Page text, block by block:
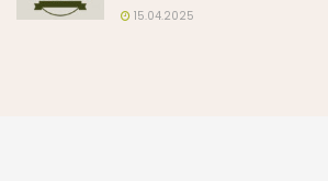
15.04.2025